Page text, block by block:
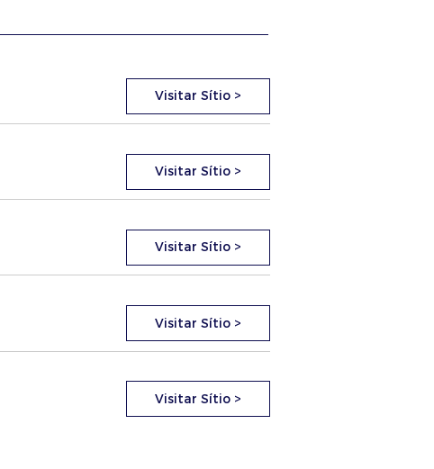
Visitar Sítio >
Visitar Sítio >
Visitar Sítio >
Visitar Sítio >
Visitar Sítio >